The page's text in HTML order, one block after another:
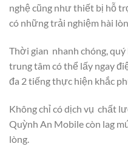
nghệ cũng như thiết bị hỗ
có những trải nghiệm hài
Thời gian nhanh chóng,
trung tâm có thể lấy ngay
đa 2 tiếng thực hiện khắc
Không chỉ có dịch vụ chất
Quỳnh An Mobile còn lag
lòng.